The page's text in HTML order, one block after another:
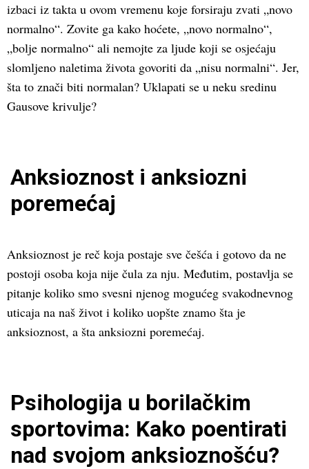
izbaci iz takta u ovom vremenu koje forsiraju zvati „novo
normalno“. Zovite ga kako hoćete, „novo normalno“,
„bolje normalno“ ali nemojte za ljude koji se osjećaju
slomljeno naletima života govoriti da „nisu normalni“. Jer,
šta to znači biti normalan? Uklapati se u neku sredinu
Gausove krivulje?
Anksioznost i anksiozni
poremećaj
Anksioznost je reč koja postaje sve češća i gotovo da ne
postoji osoba koja nije čula za nju. Međutim, postavlja se
pitanje koliko smo svesni njenog mogućeg svakodnevnog
uticaja na naš život i koliko uopšte znamo šta je
anksioznost, a šta anksiozni poremećaj.
Psihologija u borilačkim
sportovima: Kako poentirati
nad svojom anksioznošću?